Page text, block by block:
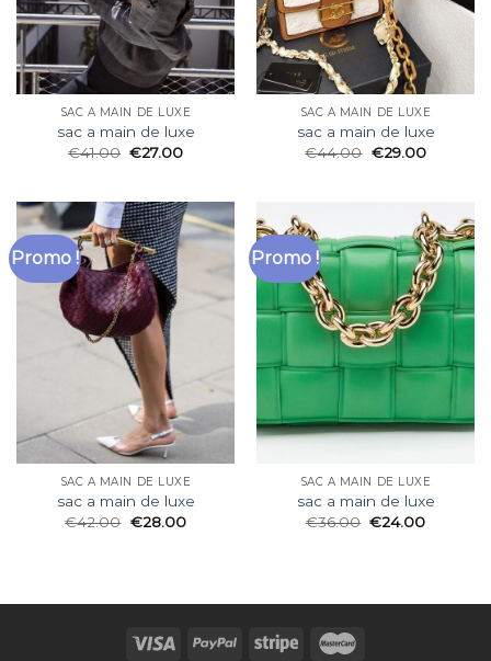
SAC A MAIN DE LUXE
sac a main de luxe
€41.00 €27.00
SAC A MAIN DE LUXE
sac a main de luxe
€44.00 €29.00
Promo !
SAC A MAIN DE LUXE
sac a main de luxe
€42.00 €28.00
Promo !
SAC A MAIN DE LUXE
sac a main de luxe
€36.00 €24.00